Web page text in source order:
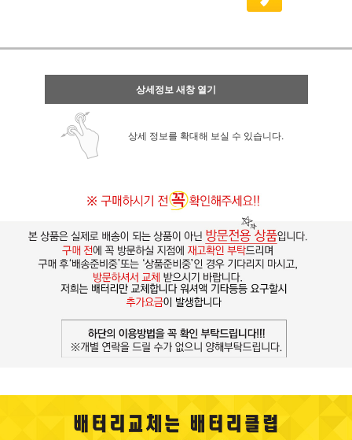
상세정보 새창 열기
상세 정보를 확대해 보실 수 있습니다.